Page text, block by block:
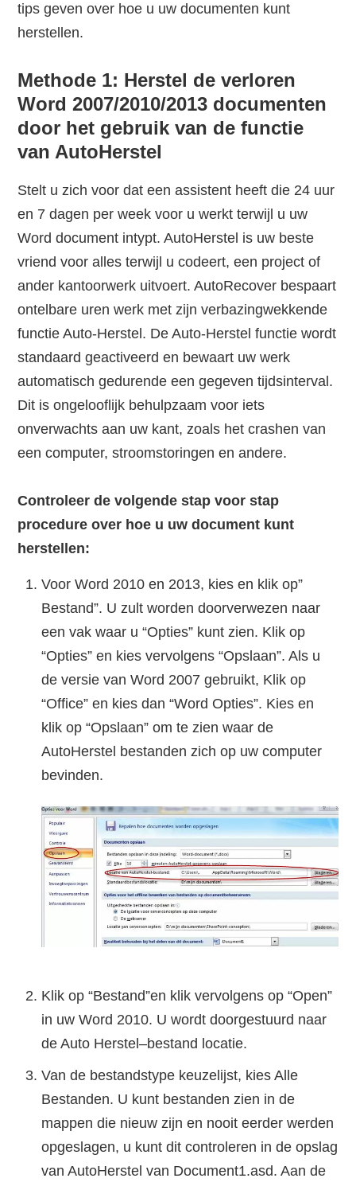
tips geven over hoe u uw documenten kunt
herstellen.
Methode 1: Herstel de verloren
Word 2007/2010/2013 documenten
door het gebruik van de functie
van AutoHerstel
Stelt u zich voor dat een assistent heeft die 24 uur
en 7 dagen per week voor u werkt terwijl u uw
Word document intypt. AutoHerstel is uw beste
vriend voor alles terwijl u codeert, een project of
ander kantoorwerk uitvoert. AutoRecover bespaart
ontelbare uren werk met zijn verbazingwekkende
functie Auto-Herstel. De Auto-Herstel functie wordt
standaard geactiveerd en bewaart uw werk
automatisch gedurende een gegeven tijdsinterval.
Dit is ongelooflijk behulpzaam voor iets
onverwachts aan uw kant, zoals het crashen van
een computer, stroomstoringen en andere.
Controleer de volgende stap voor stap
procedure over hoe u uw document kunt
herstellen:
Voor Word 2010 en 2013, kies en klik op”
Bestand”. U zult worden doorverwezen naar
een vak waar u “Opties” kunt zien. Klik op
“Opties” en kies vervolgens “Opslaan”. Als u
de versie van Word 2007 gebruikt, Klik op
“Office” en kies dan “Word Opties”. Kies en
klik op “Opslaan” om te zien waar de
AutoHerstel bestanden zich op uw computer
bevinden.
Klik op “Bestand”en klik vervolgens op “Open”
in uw Word 2010. U wordt doorgestuurd naar
de Auto Herstel–bestand locatie.
Van de bestandstype keuzelijst, kies Alle
Bestanden. U kunt bestanden zien in de
mappen die nieuw zijn en nooit eerder werden
opgeslagen, u kunt dit controleren in de opslag
van AutoHerstel van Document1.asd. Aan de